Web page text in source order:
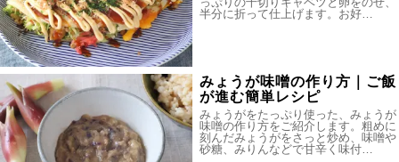
半分に折って仕上げます。お好…
みょうが味噌の作り方｜ご飯
が進む簡単レシピ
みょうがをたっぷり使った、みょうが
味噌の作り方をご紹介します。粗めに
刻んだみょうがをさっと炒め、味噌や
砂糖、みりんなどで甘辛く味付…